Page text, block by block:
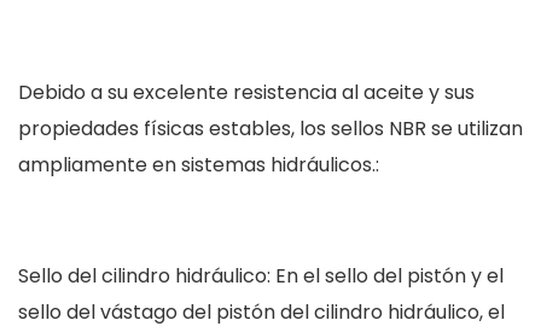
Debido a su excelente resistencia al aceite y sus
propiedades físicas estables, los sellos NBR se utilizan
ampliamente en sistemas hidráulicos.:
Sello del cilindro hidráulico: En el sello del pistón y el
sello del vástago del pistón del cilindro hidráulico, el